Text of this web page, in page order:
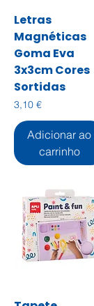
Letras
Magnéticas
Goma Eva
3x3cm Cores
Sortidas
Preço
3,10 €
Adicionar ao
carrinho